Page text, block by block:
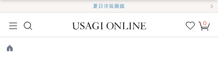
夏日洋裝圖鑑
我的
0